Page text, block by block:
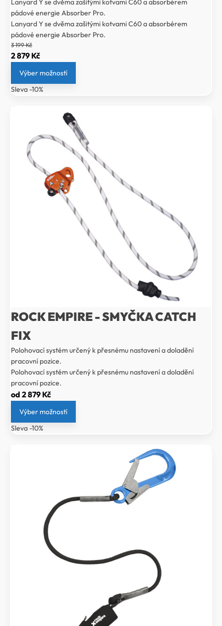
Lanyard Y se dvěma zašitými kotvami C60 a absorbérem
pádové energie Absorber Pro.
Lanyard Y se dvěma zašitými kotvami C60 a absorbérem
pádové energie Absorber Pro.
3 199Kč
Původní
cena
byla:
3
2 879 KčAktuální
cena
2
Výber možností
Sleva -10%
ROCK EMPIRE - SMYČKA CATCH
FIX
Polohovací systém určený k přesnému nastavení a doladění
pracovní pozice.
Polohovací systém určený k přesnému nastavení a doladění
pracovní pozice.
od 2 879 Kč
Výber možností
Sleva -10%